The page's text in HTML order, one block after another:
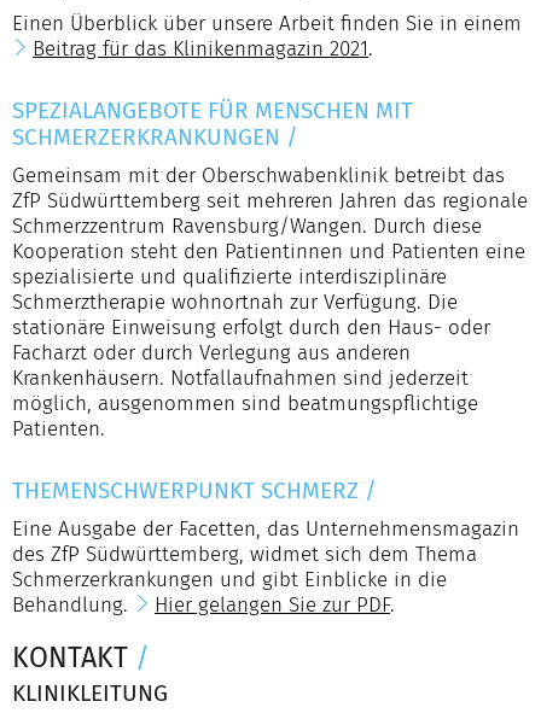
Einen Überblick über unsere Arbeit finden Sie in einem
Beitrag für das Klinikenmagazin 2021.
SPEZIALANGEBOTE FÜR MENSCHEN MIT
SCHMERZERKRANKUNGEN /
Gemeinsam mit der Oberschwabenklinik betreibt das
ZfP Südwürttemberg seit mehreren Jahren das regionale
Schmerzzentrum Ravensburg/Wangen. Durch diese
Kooperation steht den Patientinnen und Patienten eine
spezialisierte und qualifizierte interdisziplinäre
Schmerztherapie wohnortnah zur Verfügung. Die
stationäre Einweisung erfolgt durch den Haus- oder
Facharzt oder durch Verlegung aus anderen
Krankenhäusern. Notfallaufnahmen sind jederzeit
möglich, ausgenommen sind beatmungspflichtige
Patienten.
THEMENSCHWERPUNKT SCHMERZ /
Eine Ausgabe der Facetten, das Unternehmensmagazin
des ZfP Südwürttemberg, widmet sich dem Thema
Schmerzerkrankungen und gibt Einblicke in die
Behandlung.
Hier gelangen Sie zur PDF.
KONTAKT /
KLINIKLEITUNG